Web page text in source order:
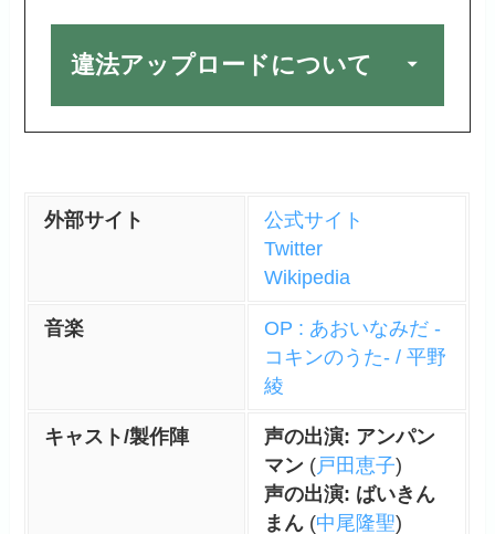
違法アップロードについて
外部サイト
公式サイト
Twitter
Wikipedia
音楽
OP : あおいなみだ -
コキンのうた- / 平野
綾
キャスト/製作陣
声の出演: アンパン
マン(戸田恵子)
声の出演: ばいきん
まん(中尾隆聖)